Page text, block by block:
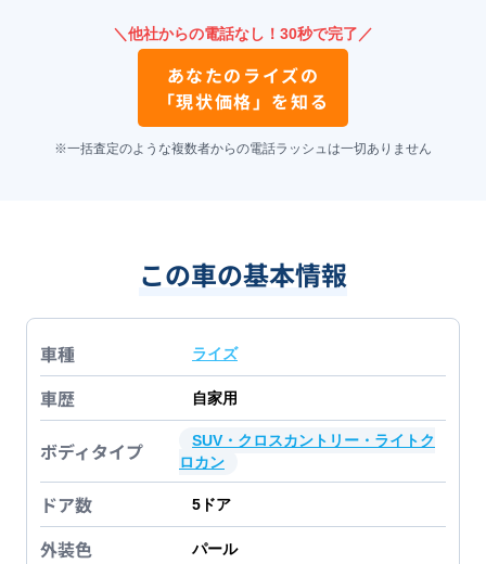
＼他社からの電話なし！30秒で完了／
あなたの ライズの
「現状価格」を知る
※一括査定のような複数者からの電話ラッシュは一切ありません
この車の基本情報
車種 ライズ
車歴 自家用
ボディタイプ
SUV・クロスカントリー・ライトク
ロカン
ドア数 5 ドア
外装色 パール